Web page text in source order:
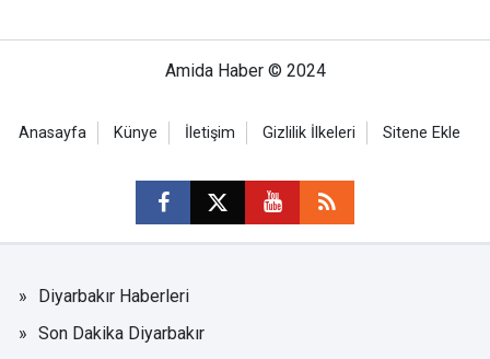
Amida Haber © 2024
Anasayfa Künye İletişim Gizlilik İlkeleri Sitene Ekle
Diyarbakır Haberleri
Son Dakika Diyarbakır